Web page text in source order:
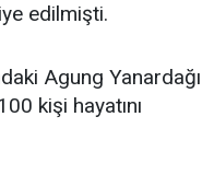
edilmişti.
Agung Yanardağı
kişi hayatını